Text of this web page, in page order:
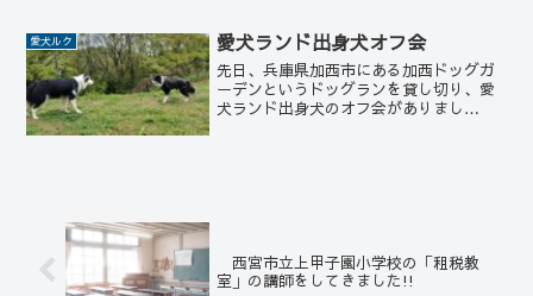
たが屋根があるということ...
愛犬ルク 愛犬ランド出身犬オフ会
先日、兵庫県加西市にある加西ドッグガ
ーデンというドッグランを貸し切り、愛
犬ランド出身犬のオフ会がありまし
西宮市立上甲子園小学校の「租税教
室」の講師をしてきました!!